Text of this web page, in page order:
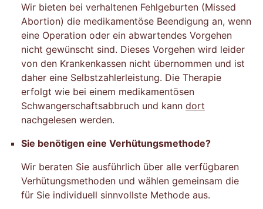
Wir bieten bei verhaltenen Fehlgeburten (Missed
Abortion) die medikamentöse Beendigung an, wenn
eine Operation oder ein abwartendes Vorgehen
nicht gewünscht sind. Dieses Vorgehen wird leider
von den Krankenkassen nicht übernommen und ist
daher eine Selbstzahlerleistung. Die Therapie
erfolgt wie bei einem medikamentösen
Schwangerschaftsabbruch und kann dort
nachgelesen werden.
Sie benötigen eine Verhütungsmethode?
Wir beraten Sie ausführlich über alle verfügbaren
Verhütungsmethoden und wählen gemeinsam die
für Sie individuell sinnvollste Methode aus.